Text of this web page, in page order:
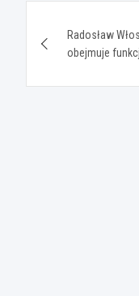
wpisu
Radosław
obejmuje